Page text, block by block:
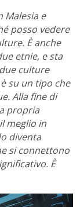
Malesia e
posso vedere
È anche
etnie, e sta
culture
su un tipo che
Alla fine di
propria
meglio in
diventa
si connettono
È